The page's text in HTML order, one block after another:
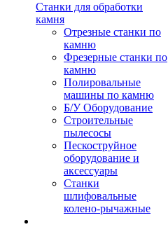
Станки для обработки
камня
Отрезные станки по
камню
Фрезерные станки по
камню
Полировальные
машины по камню
Б/У Оборудование
Строительные
пылесосы
Пескоструйное
оборудование и
аксессуары
Станки
шлифовальные
колено-рычажные